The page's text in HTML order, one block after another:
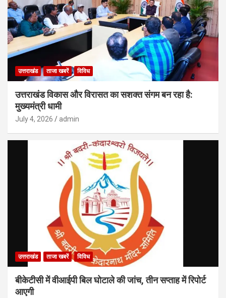
उत्तराखंड ताजा खबरें विविध
उत्तराखंड विकास और विरासत का सशक्त संगम बन रहा है:
मुख्यमंत्री धामी
July 4, 2026 admin
उत्तराखंड ताजा खबरें विविध
बीकेटीसी में वीआईपी बिल घोटाले की जांच, तीन सप्ताह में रिपोर्ट
आएगी